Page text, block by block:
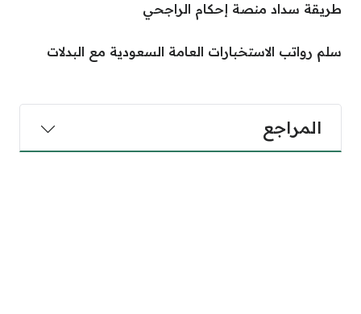
طريقة سداد منصة إحكام الراجحي
سلم رواتب الاستخبارات العامة السعودية مع البدلات
المراجع